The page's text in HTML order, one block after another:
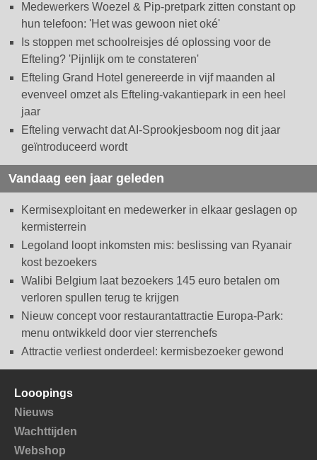
Medewerkers Woezel & Pip-pretpark zitten constant op
hun telefoon: 'Het was gewoon niet oké'
Is stoppen met schoolreisjes dé oplossing voor de
Efteling? 'Pijnlijk om te constateren'
Efteling Grand Hotel genereerde in vijf maanden al
evenveel omzet als Efteling-vakantiepark in een heel
jaar
Efteling verwacht dat AI-Sprookjesboom nog dit jaar
geïntroduceerd wordt
Vandaag een jaar geleden
Kermisexploitant en medewerker in elkaar geslagen op
kermisterrein
Legoland loopt inkomsten mis: beslissing van Ryanair
kost bezoekers
Walibi Belgium laat bezoekers 145 euro betalen om
verloren spullen terug te krijgen
Nieuw concept voor restaurantattractie Europa-Park:
menu ontwikkeld door vier sterrenchefs
Attractie verliest onderdeel: kermisbezoeker gewond
Looopings
Nieuws
Wachttijden
Webshop